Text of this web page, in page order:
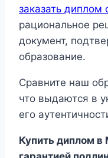
заказать диплом
рациональное
документ,
образование.
Сравните наш
что выдаются в
его
Купить диплом в